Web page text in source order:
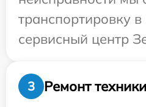
транспортировку
сервисный центр
3
Ремонт техники